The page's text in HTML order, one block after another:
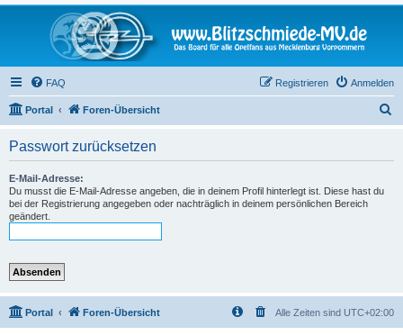
FAQ Anmelden
Registrieren
Portal Foren-Übersicht
Passwort zurücksetzen
E-Mail-Adresse:
Du musst die E-Mail-Adresse angeben, die in deinem Profil hinterlegt ist. Diese hast du
bei der Registrierung angegeben oder nachträglich in deinem persönlichen Bereich
geändert.
Portal Foren-Übersicht Alle Zeiten sind UTC+02:00